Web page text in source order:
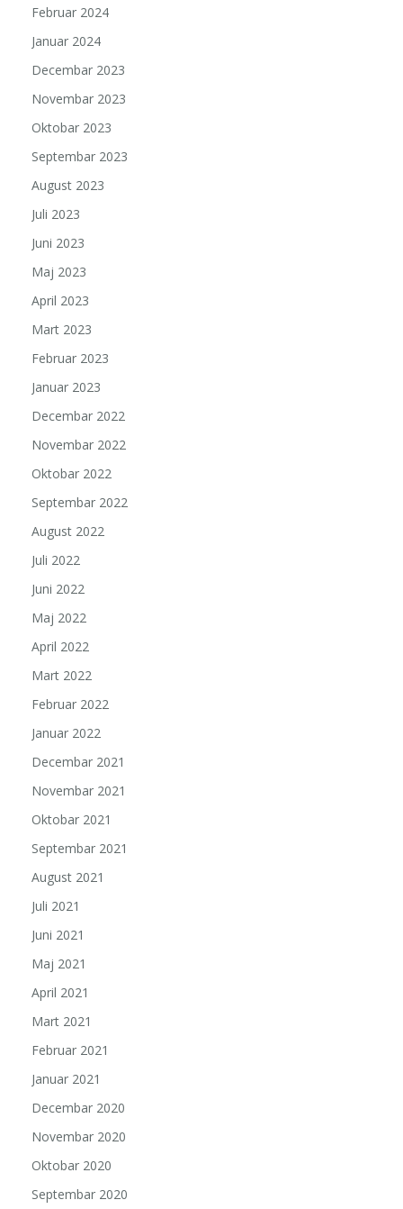
Februar 2024
Januar 2024
Decembar 2023
Novembar 2023
Oktobar 2023
Septembar 2023
August 2023
Juli 2023
Juni 2023
Maj 2023
April 2023
Mart 2023
Februar 2023
Januar 2023
Decembar 2022
Novembar 2022
Oktobar 2022
Septembar 2022
August 2022
Juli 2022
Juni 2022
Maj 2022
April 2022
Mart 2022
Februar 2022
Januar 2022
Decembar 2021
Novembar 2021
Oktobar 2021
Septembar 2021
August 2021
Juli 2021
Juni 2021
Maj 2021
April 2021
Mart 2021
Februar 2021
Januar 2021
Decembar 2020
Novembar 2020
Oktobar 2020
Septembar 2020